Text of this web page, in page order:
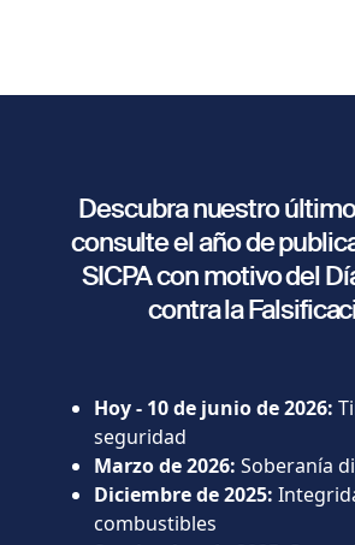
Descubra nuestro
consulte el año de
SICPA con motivo del
contra la
Hoy- 10 de junio de 2026:
seguridad
Marzo de 2026: Soberanía
Diciembre de 2025:
combustibles